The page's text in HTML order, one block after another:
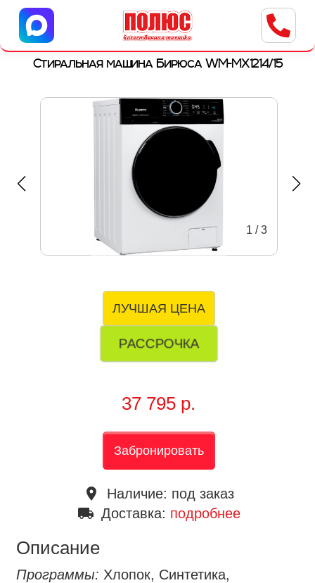
Центр бытовой техники
г. Ульяновск, ул. Пушкарева, 8a
Стиральная машина Бирюса WM-MX1214/15
1 /3
ЛУЧШАЯ ЦЕНА
РАССРОЧКА
37 795 р.
Забронировать
place Наличие: под заказ
local_shipping Доставка: подробнее
Описание
Программы: Хлопок, Синтетика,